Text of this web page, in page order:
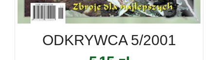
ODKRYWCA 5/2001